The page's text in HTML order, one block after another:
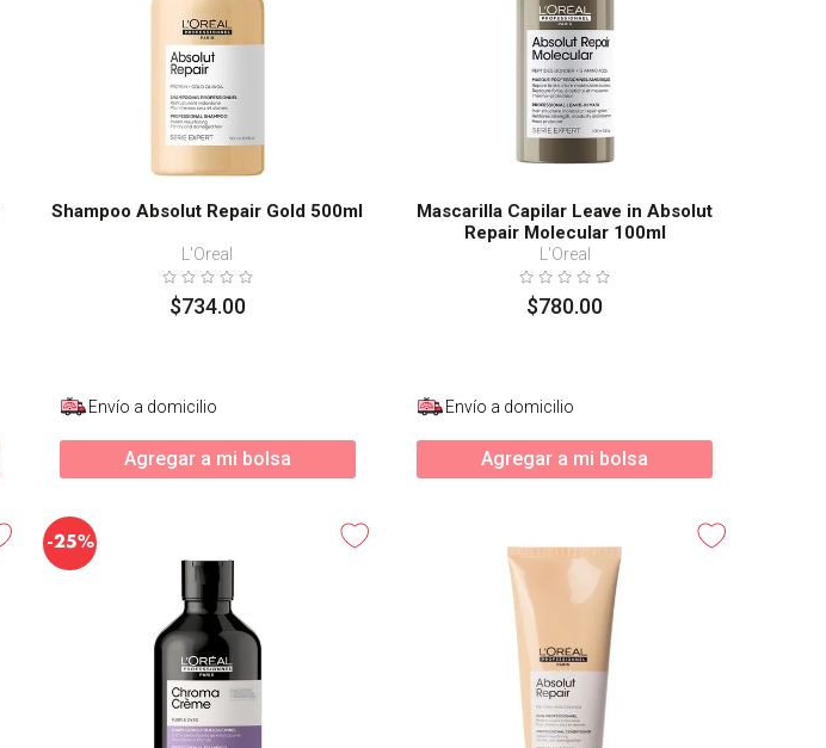
Shampoo Absolut Repair Gold 500ml
L'Oreal
$734.00
Envío a domicilio
Agregar a mi bolsa
Mascarilla Capilar Leave in Absolut
Repair Molecular 100ml
L'Oreal
$780.00
Envío a domicilio
Agregar a mi bolsa
-25%